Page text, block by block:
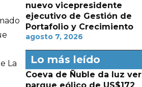
La
nuevo vicepresidente
ejecutivo de Gestión de
Portafolio y Crecimiento
agosto 7, 2026
Lo más leído
Coeva de Ñuble da luz